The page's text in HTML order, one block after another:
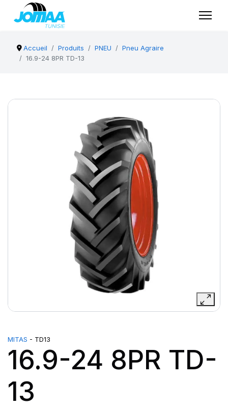
Accueil Produits PNEU
Pneu Agraire
16.9-24 8PR TD-13
MITAS - TD13
16.9-24 8PR TD-
13